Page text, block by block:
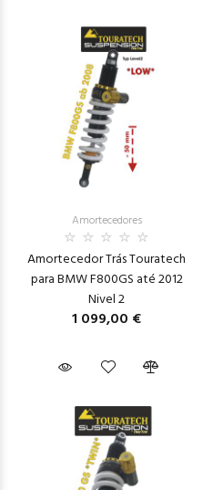
Amortecedores
Amortecedor Trás Touratech
para BMW F800GS até 2012
Nivel 2
1 099,00 €